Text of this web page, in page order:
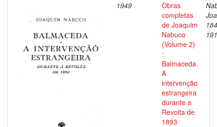
1949
Obras
completas
de Joaquim
Nabuco
(Volume 2)
:
Balmaceda.
A
intervenção
estrangeira
durante a
Revolta de
1893